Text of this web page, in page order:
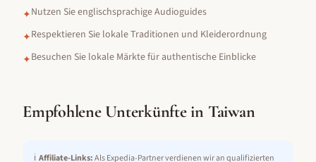
✦Nutzen Sie englischsprachige Audioguides
✦Respektieren Sie lokale Traditionen und Kleiderordnung
✦Besuchen Sie lokale Märkte für authentische Einblicke
Empfohlene Unterkünfte in Taiwan
ℹ️ Affiliate-Links:Als Expedia-Partner verdienen wir an qualifizierten